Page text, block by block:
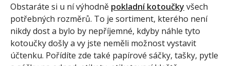
Obstaráte si u ní výhodně pokladní kotoučky všech
potřebných rozměrů. To je sortiment, kterého není
nikdy dost a bylo by nepříjemné, kdyby náhle tyto
kotoučky došly a vy jste neměli možnost vystavit
účtenku. Pořídíte zde také papírové sáčky, tašky, pytle